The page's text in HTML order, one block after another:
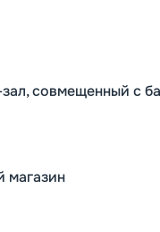
совмещенный с
магазин